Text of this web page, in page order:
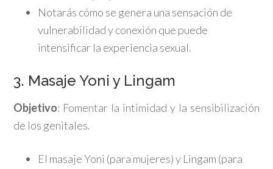
Notarás cómo se genera una sensación de
vulnerabilidad y conexión que puede
intensificar la experiencia sexual.
3. Masaje Yoni y Lingam
Objetivo: Fomentar la intimidad y la sensibilización
de los genitales.
El masaje Yoni (para mujeres) y Lingam (para